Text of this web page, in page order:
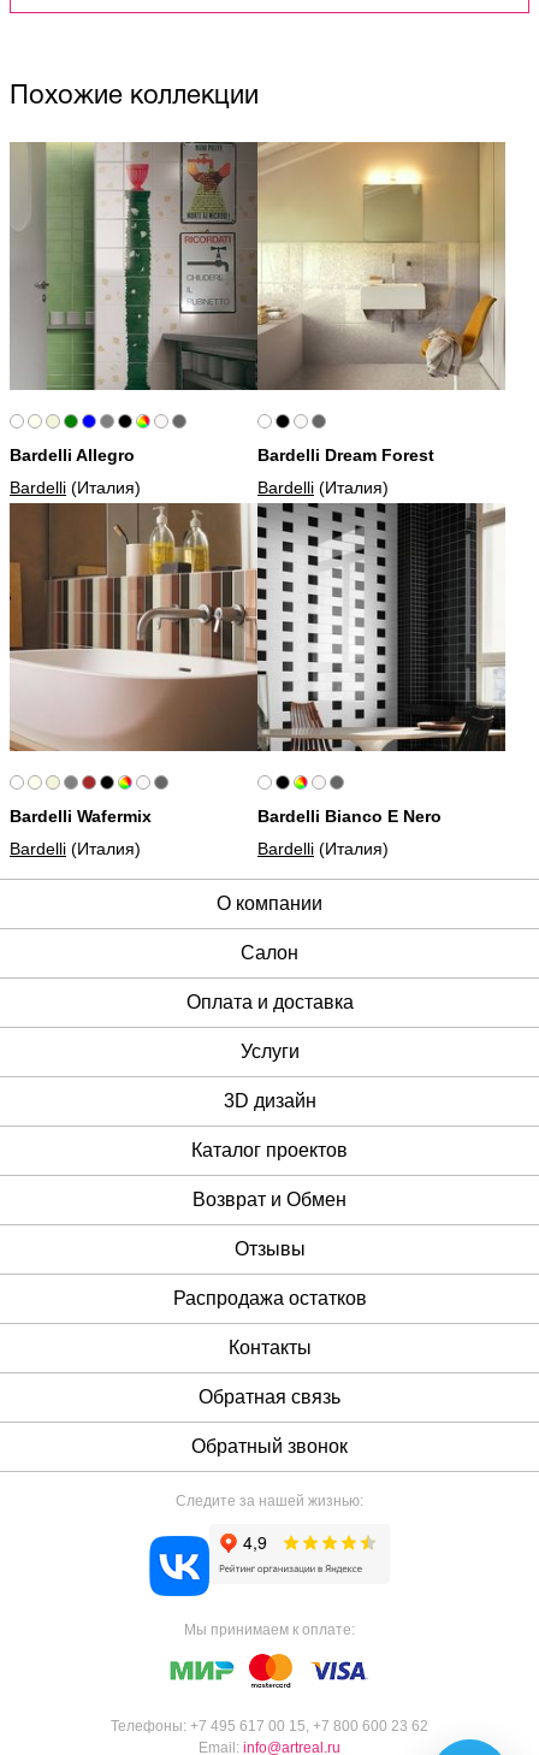
Похожие коллекции
Bardelli Allegro
Bardelli (Италия)
Bardelli Dream Forest
Bardelli (Италия)
Bardelli Wafermix
Bardelli (Италия)
Bardelli Bianco E Nero
Bardelli (Италия)
О компании
Cалон
Оплата и доставка
Услуги
3D дизайн
Каталог проектов
Возврат и Обмен
Отзывы
Распродажа остатков
Контакты
Обратная связь
Обратный звонок
Телефоны: +7 495 617 00 15, +7 800 600 23 62
Email: info@artreal.ru
Следите за нашей жизнью:
Мы принимаем к оплате: